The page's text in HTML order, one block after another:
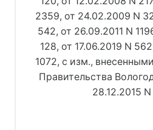
2359, от 24.02.2009 N
542, от 26.09.2011 N
128, от 17.06.2019 N 562
1072, с изм., внесенными
Правительства
28.12.2015